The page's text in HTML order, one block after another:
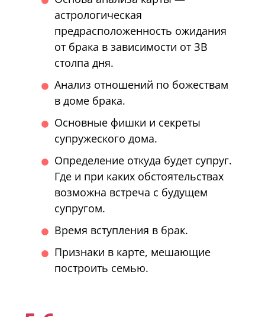
астрологическая
предрасположенность ожидания
от брака в зависимости от ЗВ
столпа дня.
Анализ отношений по божествам
в доме брака.
Основные фишки и секреты
супружеского дома.
Определение откуда будет супруг.
Где и при каких обстоятельствах
возможна встреча с будущем
супругом.
Время вступления в брак.
Признаки в карте, мешающие
построить семью.